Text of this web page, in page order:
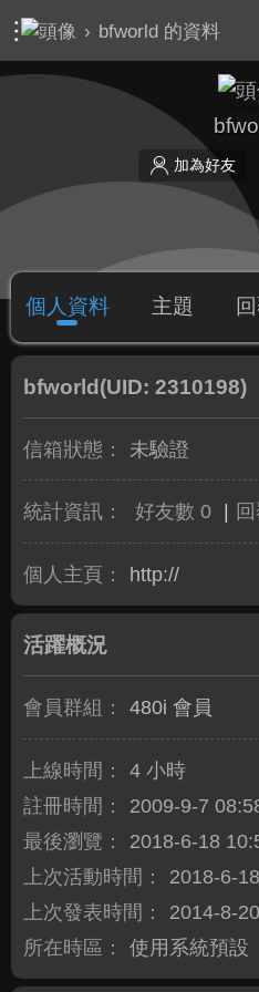
› bfworld 的資料
加為好友
個人資料 主題
bfworld (UID: 2310198)
信箱狀態： 未驗證
統計資訊： 好友數 0
個人主頁： http://
活躍概況
會員群組： 480i 會員
上線時間：
4 小時
註冊時間：
2009-9-7
最後瀏覽：
2018-6-18
上次活動時間：
2018-6-
上次發表時間：
2014-8-
所在時區：
使用系統預設